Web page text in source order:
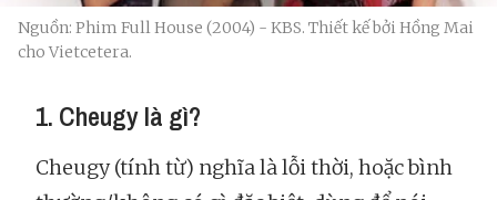
Nguồn: Phim Full House (2004) - KBS. Thiết kế bởi Hồng Mai
cho Vietcetera.
1. Cheugy là gì?
Cheugy (tính từ) nghĩa là lỗi thời, hoặc bình